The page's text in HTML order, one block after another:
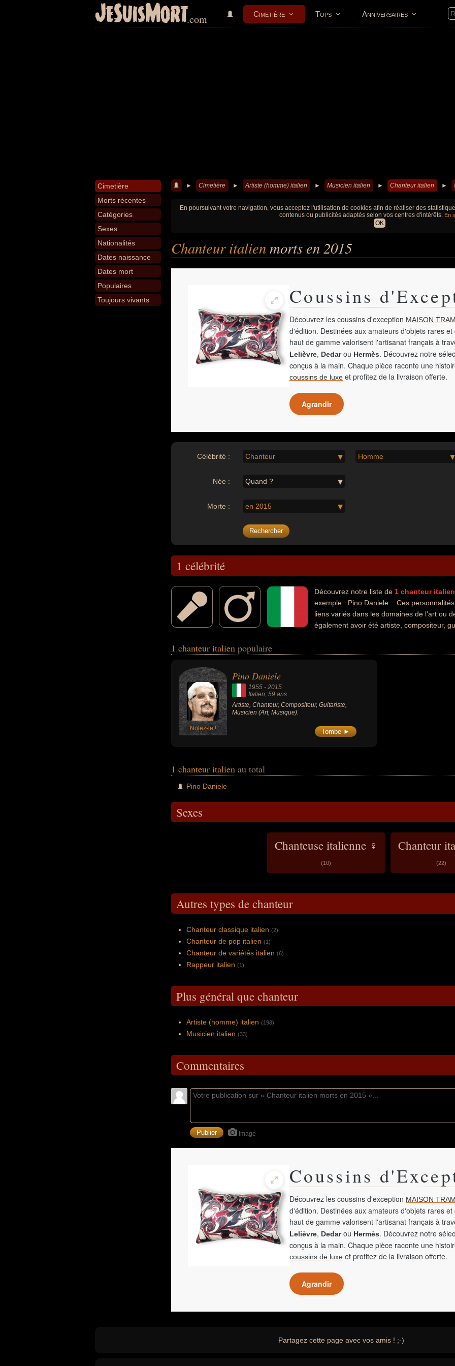
JeSuisMort.com Cimetière Tops Anniversaires
Cimetière
Morts récentes
Catégories
Sexes
Nationalités
Dates naissance
Dates mort
Populaires
Toujours vivants
► Cimetière ► Artiste (homme) italien ► Musicien italien ► Chanteur italien ►
En poursuivant votre navigation, vous acceptez l'utilisation de cookies afin de réaliser des
contenus ou publicités adaptés selon vos centres d'intérêts. En
OK
Chanteur italienmorts en 2015
Coussins
Découvrez les coussins d'exception MAISON
d'édition. Destinées aux amateurs d'objets rares
haut de gamme valorisent l'artisanat français à
Lelièvre, Dedarou Hermès. Découvrez notre
conçus à la main. Chaque pièce raconte une
coussins de luxe et profitez de la livraison offerte.
Agrandir
Célébrité : Chanteur Homme
Née : Quand ?
Morte : en 2015
1 célébrité
Découvrez notre liste de 1 chanteur italien
exemple : Pino Daniele... Ces
liens variés dans les domaines de l'art ou
également avoir été artiste, compositeur,
1 chanteur italien populaire
Notez-le !
Pino Daniele
1955 - 2015
Italien, 59 ans
Artiste, Chanteur, Compositeur, Guitariste,
Musicien (Art, Musique).
Tombe ►
1 chanteur italien au total
Pino Daniele
Sexes
Chanteuse italienne ♀
(10)
Chanteur
(22)
Autres types de chanteur
Chanteur classique italien (2)
Chanteur de pop italien (1)
Chanteur de variétés italien (6)
Rappeur italien (1)
Plus général que chanteur
Artiste (homme) italien (198)
Musicien italien (33)
Commentaires
Image
Coussins
Découvrez les coussins d'exception MAISON
d'édition. Destinées aux amateurs d'objets rares
haut de gamme valorisent l'artisanat français à
Lelièvre, Dedarou Hermès. Découvrez notre
conçus à la main. Chaque pièce raconte une
coussins de luxe et profitez de la livraison offerte.
Agrandir
Partagez cette page avec vos amis ! ;-)